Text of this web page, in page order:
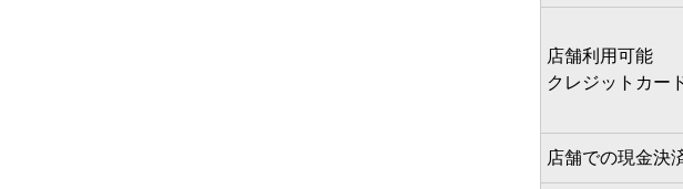
店舗利用可能
クレジットカー
店舗での現金決